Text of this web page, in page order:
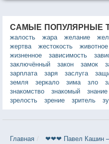
САМЫЕ ПОПУЛЯРНЫЕ
жалость
жара желание
жертва
жестокость животное
жизненное
зависимость
заключённый
закон замок
зарплата
заря заслуга
земля
зеркало зима зло
знакомство
знакомый знание
зрелость
зрение зритель
Главная ❤❤❤ Павел Кашин